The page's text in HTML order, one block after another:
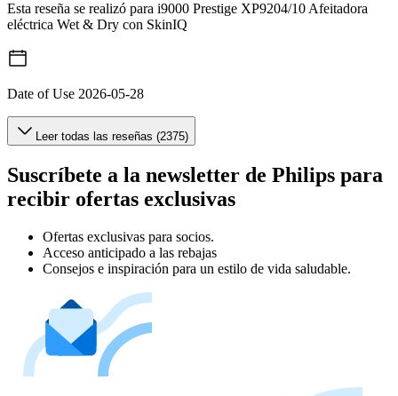
Esta reseña se realizó para i9000 Prestige XP9204/10 Afeitadora
eléctrica Wet & Dry con SkinIQ
Date of Use 2026-05-28
Leer todas las reseñas (2375)
Suscríbete a la newsletter de Philips para
recibir ofertas exclusivas
Ofertas exclusivas para socios.
Acceso anticipado a las rebajas
Consejos e inspiración para un estilo de vida saludable.